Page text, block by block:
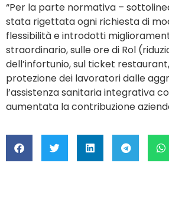
“Per la parte normativa –
stata rigettata ogni richiesta di
flessibilità e introdotti
straordinario, sulle ore di Rol
dell’infortunio, sul ticket
protezione dei lavoratori dalle
l’assistenza sanitaria integrativa
aumentata la contribuzione